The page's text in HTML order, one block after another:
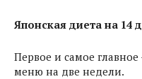
Японская диета на 14
Первое и самое
меню на две недели.